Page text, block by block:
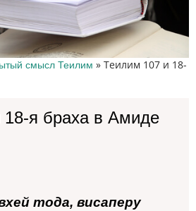
смысл Теилим » Теилим 107 и 18-
я браха в Амиде
тода, висаперу